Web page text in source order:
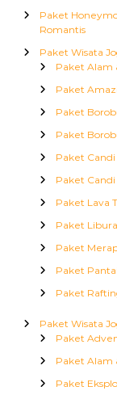
Paket
Romantis
Paket Wisata
Paket Alam
Paket
Paket
Paket
Paket
Paket
Paket Lava
Paket
Paket
Paket
Paket
Paket Wisata
Paket
Paket Alam
Paket